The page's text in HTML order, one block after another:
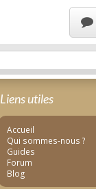
Liens utiles
Accueil
Qui sommes-nous ?
Guides
Forum
Blog